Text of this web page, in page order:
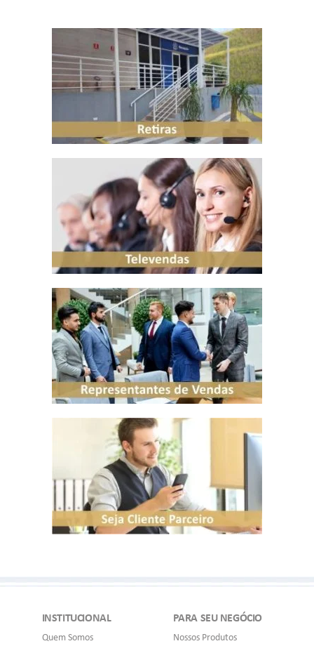
INSTITUCIONAL
Quem Somos
PARA SEU NEGÓCIO
Nossos Produtos